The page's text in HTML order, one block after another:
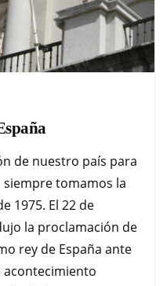
de nuestro país para
siempre tomamos la
1975. El 22 de
la proclamación de
rey de España ante
acontecimiento